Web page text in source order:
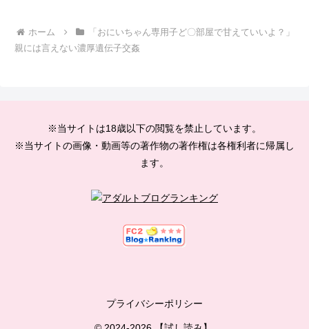
ホーム
「おにいちゃん専用子ど〇部屋で甘えていいよ？」
親には言えない濃厚遺伝子交姦
※当サイトは18歳以下の閲覧を禁止しています。
※当サイトの画像・動画等の著作物の著作権は各権利者に帰属し
ます。
プライバシーポリシー